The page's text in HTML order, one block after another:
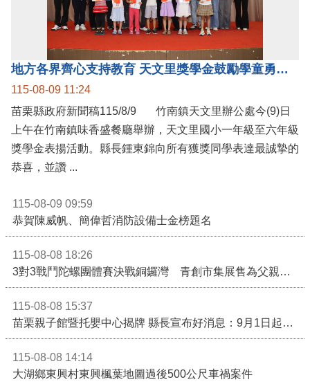
地方各界齊心支持教育 天文里獎學金鼓勵學童勇敢追夢
115-08-09 11:24
苗栗縣政府新聞稿115/8/9 竹南鎮天文里辦公處今(9)日
上午在竹南鎮味香盛餐廳舉辦，天文里國小一年級至六年級
獎學金表揚活動。縣長鍾東錦向所有獲獎同學表達最誠摯的
恭喜，並讚 ...
115-08-09 09:59
恭賀陳威帆、簡偉哲消防設備士金榜題名
115-08-08 18:26
3對3戰鬥陀螺團體賽決戰銅鑼灣 青創市集展售為父親節增添繽紛
115-08-08 15:37
苗栗親子館暨托嬰中心揭牌 縣長宣布好消息：9月1日起調降臨時托嬰費用
115-08-08 14:14
大湖鄉東興村東興楓葉地圖過後500公尺車禍案件